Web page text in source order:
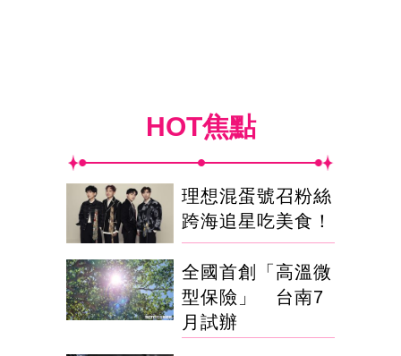
HOT焦點
理想混蛋號召粉絲
跨海追星吃美食！
全國首創「高溫微
型保險」 台南7
月試辦